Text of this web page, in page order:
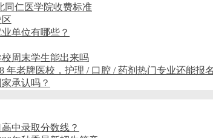
同仁医学院收费标准
单位有哪些？
周末学生能出来吗
年老牌医校，护理 / 口腔 / 药剂热门专业还能报名
承认吗？
中录取分数线？